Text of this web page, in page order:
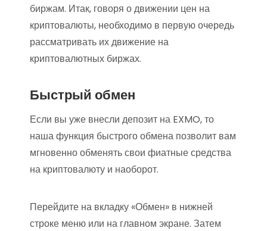
биржам. Итак, говоря о движении цен на
криптовалюты, необходимо в первую очередь
рассматривать их движение на
криптовалютных биржах.
Быстрый обмен
Если вы уже внесли депозит на EXMO, то
наша функция быстрого обмена позволит вам
мгновенно обменять свои фиатные средства
на криптовалюту и наоборот.
Перейдите на вкладку «Обмен» в нижней
строке меню или на главном экране. Затем